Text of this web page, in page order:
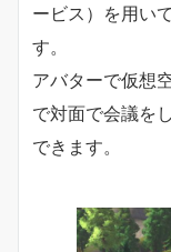
ービス）を用い
す。
アバターで仮想
で対面で会議を
できます。